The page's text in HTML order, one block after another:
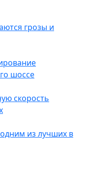
грозы и
шоссе
скорость
из лучших в